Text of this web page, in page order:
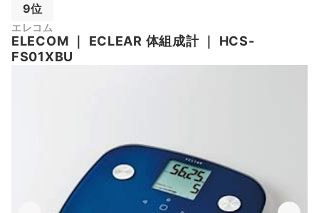
9位
エレコム
ELECOM ECLEAR 体組成計｜ HCS-
FS01XBU